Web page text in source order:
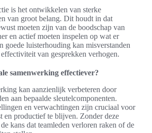
is het ontwikkelen van sterke
van groot belang. Dit houdt in dat
moeten zijn van de boodschap van
en actief moeten inspelen op wat er
goede luisterhouding kan misverstanden
van gesprekken verhogen.
samenwerking effectiever?
kan aanzienlijk verbeteren door
aan bepaalde sleutelcomponenten.
en verwachtingen zijn cruciaal voor
en productief te blijven. Zonder deze
kans dat teamleden verloren raken of de